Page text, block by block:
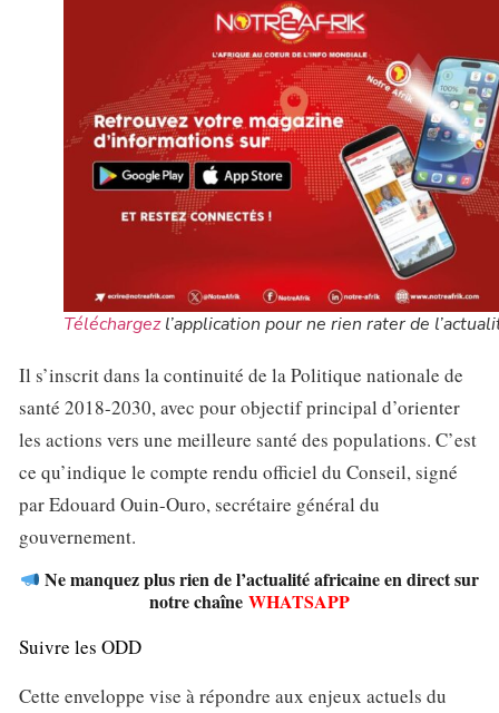
Téléchargezl’application pour ne rien rater de
Il s’inscrit dans la continuité de la Politique nationale de
santé 2018-2030, avec pour objectif principal d’orienter
les actions vers une meilleure santé des populations. C’est
ce qu’indique le compte rendu officiel du Conseil, signé
par Edouard Ouin-Ouro, secrétaire général du
gouvernement.
Ne manquez plus rien de l’actualité africaine en direct sur
notre chaîne WHATSAPP
Suivre les ODD
Cette enveloppe vise à répondre aux enjeux actuels du